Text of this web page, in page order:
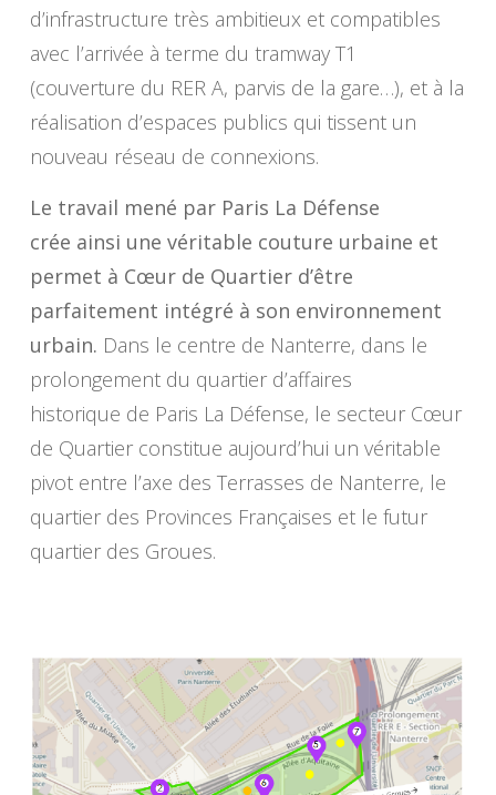
d’infrastructure très ambitieux et compatibles
avec l’arrivée à terme du tramway T1
(couverture du RER A, parvis de la gare…), et à la
réalisation d’espaces publics qui tissent un
nouveau réseau de connexions.
Le travail mené par Paris La Défense
crée ainsi une véritable couture urbaine et
permet à Cœur de Quartier d’être
parfaitement intégré à son environnement
urbain. Dans le centre de Nanterre, dans le
prolongement du quartier d’affaires
historique de Paris La Défense, le secteur Cœur
de Quartier constitue aujourd’hui un véritable
pivot entre l’axe des Terrasses de Nanterre, le
quartier des Provinces Françaises et le futur
quartier des Groues.